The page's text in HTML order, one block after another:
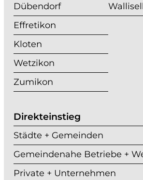
Dübendorf
Effretikon
Kloten
Wetzikon
Zumikon
Direkteinstieg
Städte + Gemeinden
Gemeindenahe Betriebe +
Private + Unternehmen